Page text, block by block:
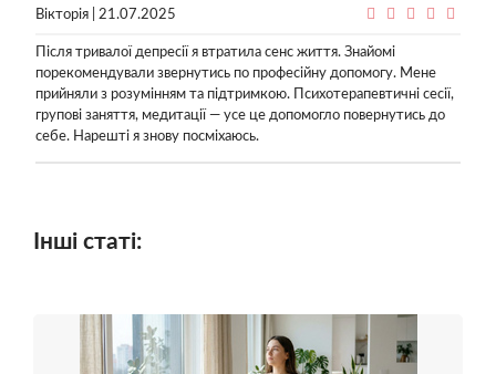
Вікторія | 21.07.2025
Після тривалої депресії я втратила сенс життя. Знайомі
порекомендували звернутись по професійну допомогу. Мене
прийняли з розумінням та підтримкою. Психотерапевтичні сесії,
групові заняття, медитації — усе це допомогло повернутись до
себе. Нарешті я знову посміхаюсь.
Інші статі: